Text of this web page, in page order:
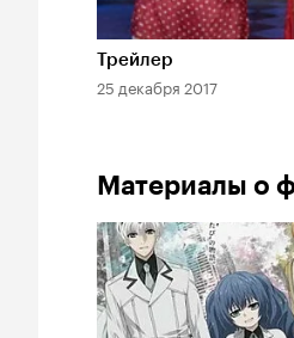
Длительность 3 мин
Трейлер
25 декабря 2017
Материалы о